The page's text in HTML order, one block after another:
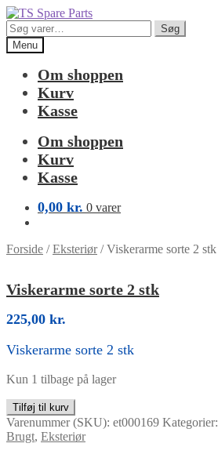
Spring
til
navigation
Spring
til
indhold
Søg
efter:
Søg
Menu
Om shoppen
Kurv
Kasse
Om shoppen
Kurv
Kasse
0,00 kr. 0 varer
Forside /Eksteriør/Viskerarme sorte 2 stk
Viskerarme sorte 2 stk
225,00 kr.
Viskerarme sorte 2 stk
Kun 1 tilbage på lager
Viskerarme
sorte
2
Tilføj til kurv
Varenummer (SKU): et000169 Kategorier:
Brugt, Eksteriør